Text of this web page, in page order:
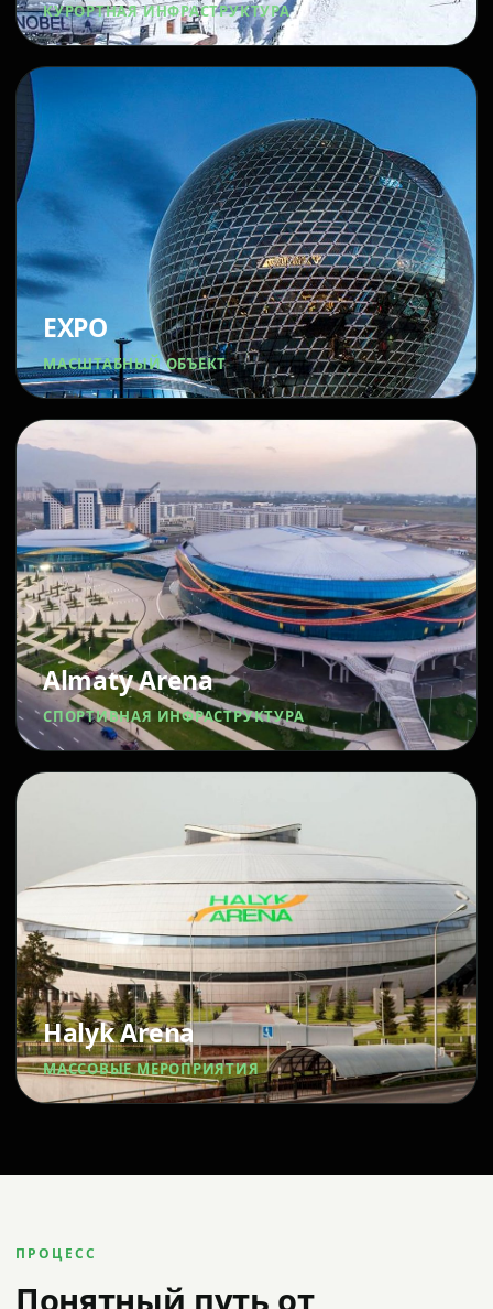
КУРОРТНАЯ ИНФРАСТРУКТУРА
EXPO
МАСШТАБНЫЙ ОБЪЕКТ
Almaty Arena
СПОРТИВНАЯ ИНФРАСТРУКТУРА
Halyk Arena
МАССОВЫЕ МЕРОПРИЯТИЯ
ПРОЦЕСС
Понятный путь от